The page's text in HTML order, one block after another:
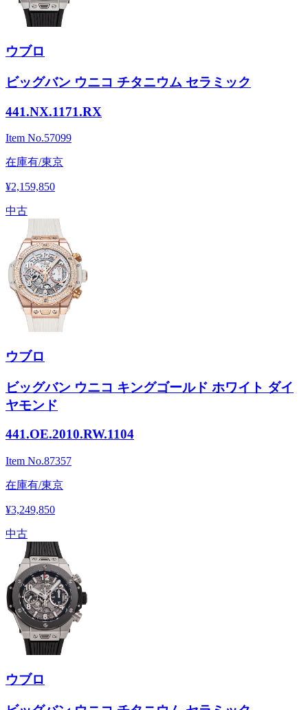
ウブロ
ビッグバン ウニコ チタニウム セラミック
441.NX.1171.RX
Item No.57099
在庫有/東京
¥2,159,850
中古
ウブロ
ビッグバン ウニコ キングゴールド ホワイト ダイ
ヤモンド
441.OE.2010.RW.1104
Item No.87357
在庫有/東京
¥3,249,850
中古
ウブロ